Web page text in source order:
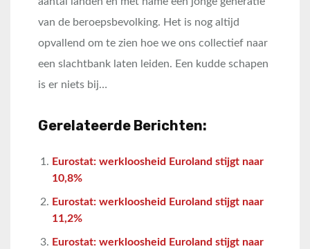
van de beroepsbevolking. Het is nog altijd
opvallend om te zien hoe we ons collectief naar
een slachtbank laten leiden. Een kudde schapen
is er niets bij…
Gerelateerde Berichten:
Eurostat: werkloosheid Euroland stijgt naar
10,8%
Eurostat: werkloosheid Euroland stijgt naar
11,2%
Eurostat: werkloosheid Euroland stijgt naar